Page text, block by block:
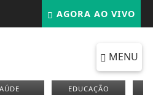
AGORA AO VIVO
MENU
EDUCAÇÃO